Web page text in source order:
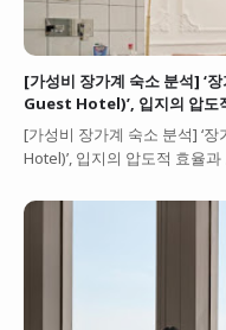
[가성비 장가계 숙소 분석]
Guest Hotel)’, 입지의 압도
[가성비 장가계 숙소 분석] ‘
Hotel)’, 입지의 압도적 효율